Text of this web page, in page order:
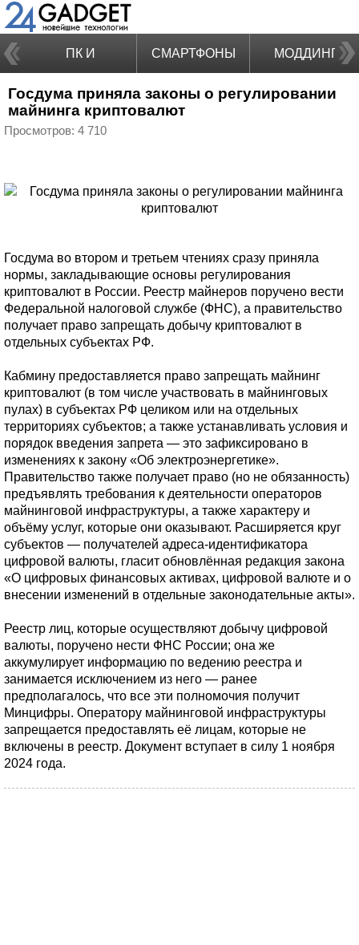
ПК И
НОУТБУКИ
СМАРТФОНЫ МОДДИНГ
Госдума приняла законы о регулировании
майнинга криптовалют
Просмотров: 4 710
Госдума во втором и третьем чтениях сразу приняла
нормы, закладывающие основы регулирования
криптовалют в России. Реестр майнеров поручено вести
Федеральной налоговой службе (ФНС), а правительство
получает право запрещать добычу криптовалют в
отдельных субъектах РФ.
Кабмину предоставляется право запрещать майнинг
криптовалют (в том числе участвовать в майнинговых
пулах) в субъектах РФ целиком или на отдельных
территориях субъектов; а также устанавливать условия и
порядок введения запрета — это зафиксировано в
изменениях к закону «Об электроэнергетике».
Правительство также получает право (но не обязанность)
предъявлять требования к деятельности операторов
майнинговой инфраструктуры, а также характеру и
объёму услуг, которые они оказывают. Расширяется круг
субъектов — получателей адреса-идентификатора
цифровой валюты, гласит обновлённая редакция закона
«О цифровых финансовых активах, цифровой валюте и о
внесении изменений в отдельные законодательные акты».
Реестр лиц, которые осуществляют добычу цифровой
валюты, поручено нести ФНС России; она же
аккумулирует информацию по ведению реестра и
занимается исключением из него — ранее
предполагалось, что все эти полномочия получит
Минцифры. Оператору майнинговой инфраструктуры
запрещается предоставлять её лицам, которые не
включены в реестр. Документ вступает в силу 1 ноября
2024 года.